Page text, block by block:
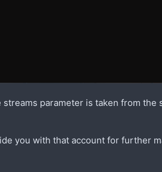
parameter is taken from the
you with that account for further